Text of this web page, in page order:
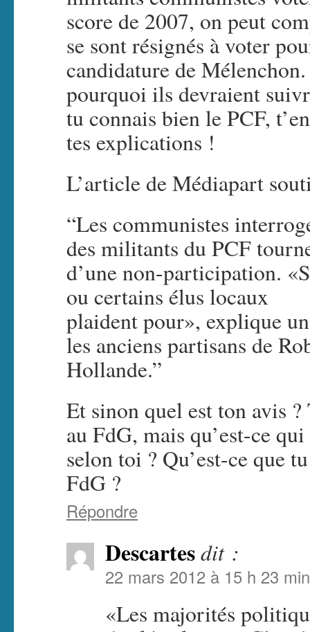
score de 2007, on peut
se sont résignés à voter
candidature de
pourquoi ils devraient
tu connais bien le PCF,
tes explications !
L’article de Médiapart
“Les communistes
des militants du PCF
d’une non-participation.
ou certains élus locaux
plaident pour», explique
les anciens partisans de
Hollande.”
Et sinon quel est ton avis
au FdG, mais qu’est-ce
selon toi ? Qu’est-ce que
FdG ?
Répondre
Descartesdit :
22 mars 2012 à 15 h 23 min
«Les majorités